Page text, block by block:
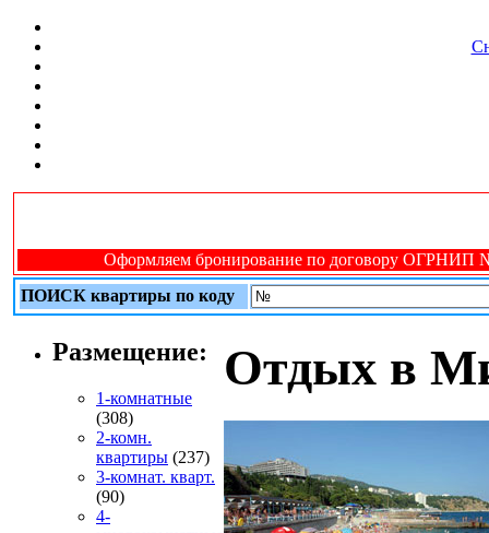
Оформляем бронирование по договору ОГРНИП №
ПОИСК квартиры по коду
Размещение:
1-комнатные
(308)
2-комн.
квартиры (237)
3-комнат. кварт.
(90)
4-
Отдых в